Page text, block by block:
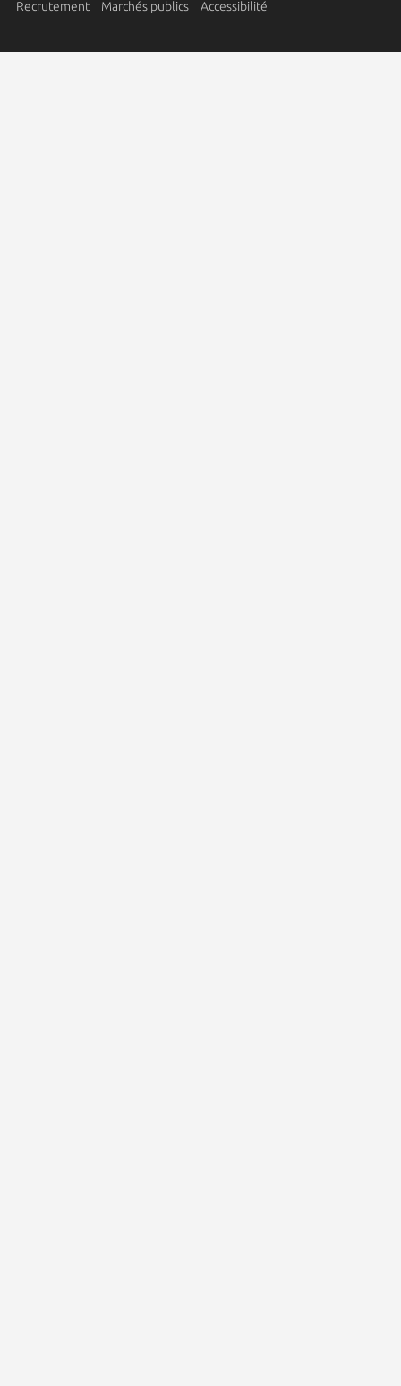
Recrutement Marchés publics Accessibilité